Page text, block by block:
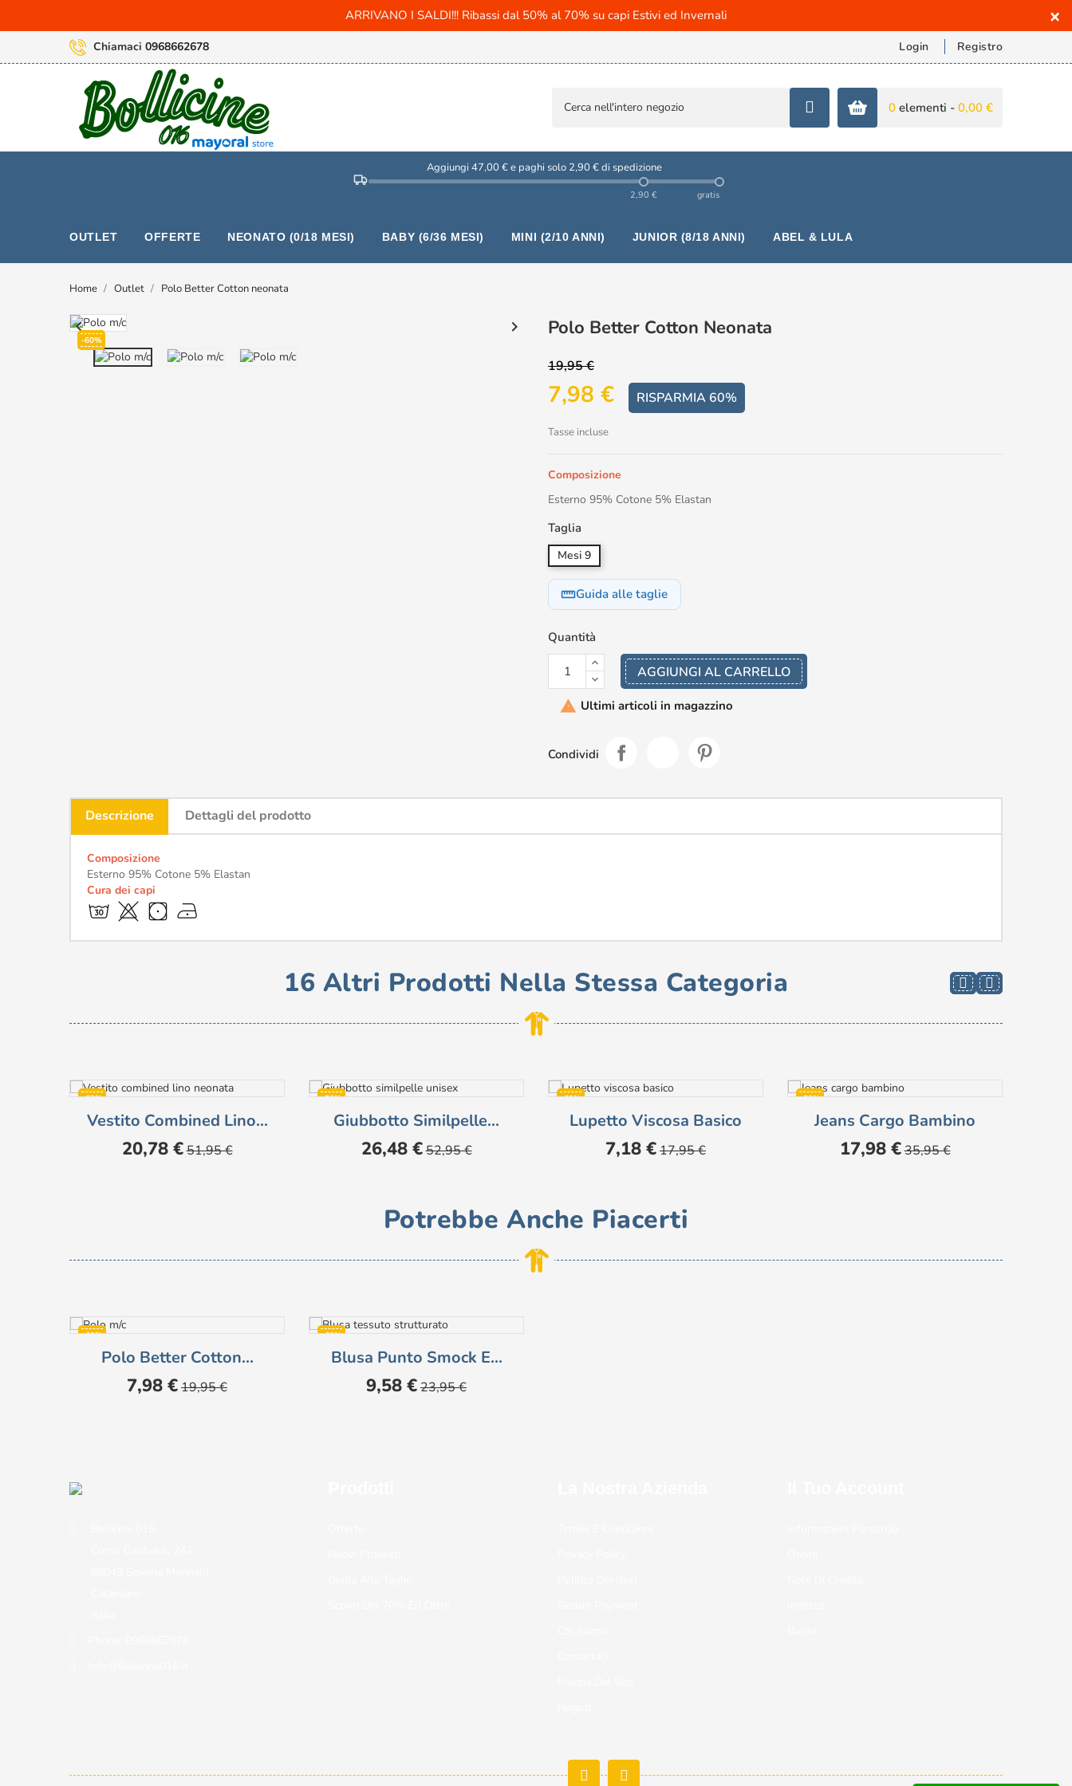
×
ARRIVANO I SALDI!!! Ribassi dal 50% al 70% su capi Estivi ed Invernali
Chiamaci 0968662678 Login Registro
0 elementi - 0,00 €
Aggiungi 47,00 € e paghi solo 2,90 € di spedizione
2,90 € gratis
OUTLET OFFERTE NEONATO (0/18 MESI) BABY (6/36 MESI) MINI (2/10 ANNI) JUNIOR (8/18 ANNI) ABEL & LULA
Home Outlet Polo Better Cotton neonata
-60%
  Polo Better Cotton Neonata
19,95 €
7,98 € RISPARMIA 60%
Tasse incluse
Composizione
Esterno 95% Cotone 5% Elastan
Taglia
Mesi 9
straightenGuida alle taglie
Quantità
AGGIUNGI AL CARRELLO
 Ultimi articoli in magazzino
Condividi
Descrizione Dettagli del prodotto
Composizione
Esterno 95% Cotone 5% Elastan
Cura dei capi
16 Altri Prodotti Nella Stessa Categoria
-60%
Vestito Combined Lino...
Prezzo
20,78 € Prezzo
base
51,95 €
-50%
NON DISPONIBILE
Giubbotto Similpelle...
Prezzo
26,48 € Prezzo
base
52,95 €
-60%
Lupetto Viscosa Basico
Prezzo
7,18 € Prezzo
base
17,95 €
-50%
Jeans Cargo Bambino
Prezzo
17,98 € Prezzo
base
35,95 €
Potrebbe Anche Piacerti
-60%
Polo Better Cotton...
Prezzo
7,98 € Prezzo
base
19,95 €
-60%
Blusa Punto Smock E...
Prezzo
9,58 € Prezzo
base
23,95 €